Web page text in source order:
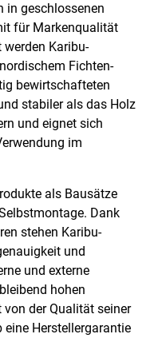
in geschlossenen
für Markenqualität
werden Karibu-
Fichten-
bewirtschafteten
stabiler als das Holz
und eignet sich
im
als Bausätze
Dank
stehen Karibu-
und
und externe
hohen
der Qualität seiner
Herstellergarantie